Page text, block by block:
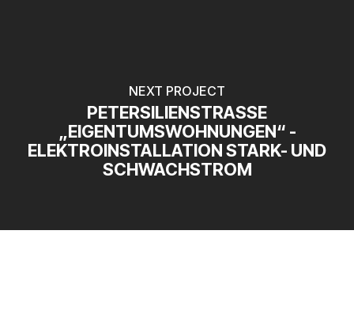
NEXT PROJECT
PETERSILIENSTRASSE „
EIGENTUMSWOHNUNGEN“ - E
LEKTROINSTALLATION STARK- UND S
CHWACHSTROM